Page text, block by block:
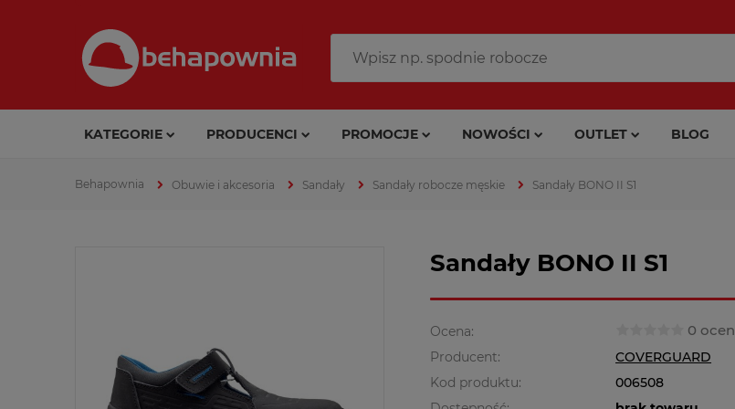
KATEGORIE PRODUCENCI PROMOCJE NOWOŚCI OUTLET BLOG
Obuwie i akcesoria Sandały Sandały robocze męskie Sandały BONO II S1
Sandały BONO II S1
Ocena: 0 ocen
Producent:
COVERGUARD
Kod produktu:
006508